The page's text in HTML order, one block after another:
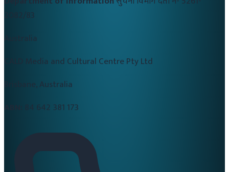
2082/83
Australia
CALD Media and Cultural Centre Pty Ltd
Brisbane, Australia
84 642 381 173